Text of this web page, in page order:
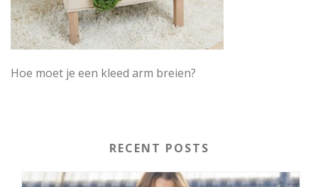
Hoe moet je een kleed arm breien?
RECENT POSTS